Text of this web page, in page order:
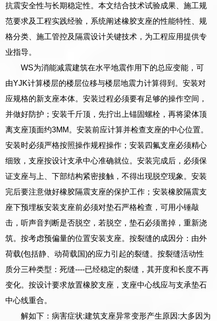
抗震安全性与长期稳定性。本文结合技术试验成果、施工规
范要求及工程实践经验，系统阐述橡胶支座的性能特性、规
格分类、施工管控及隔震设计关键技术，为工程应用提供专
业指导。
WS为消能减震建筑在水平地震作用下的总应变能，可
由YJK计算楼层的楼层位移与楼层地震力计算得到。安装对
应规格的新支座本体。安装过程必须要有足够的操作空间，
并做好防护；安装千斤顶，先拧出上锚固螺栓，再将梁体顶
离支座顶面约3MM。安装前应计算并检查支座的中心位置。
安装时必须严格按照操作规程操作；安装四氟支座必须精心
细致，支座按设计支承中心准确就位。安装完成后，必须保
证支座与上、下部结构紧密接触，不得出现脱空现象。安装
完后要注意做好橡胶隔震支座的保护工作；安装橡胶隔震支
座下预埋板安装支座前必须对垫石严格检查，可用小锤敲
击，听声音判断是否脱空，若脱空，垫石必须凿掉，重新浇
筑。按考虑预偏量的位置安装支座。按裂缝的成因分：由外
荷载(包括静、动荷载国)的应力引起的裂缝。按裂缝活动性
质分三种类型：死缝----已经稳定的裂缝，其开度和长度不再
变化。按设计要求放置橡胶支座，支座中心线应与支承垫石
中心线重合。
解如下：病害症状:建筑支座异常变形产生原因:大多因为